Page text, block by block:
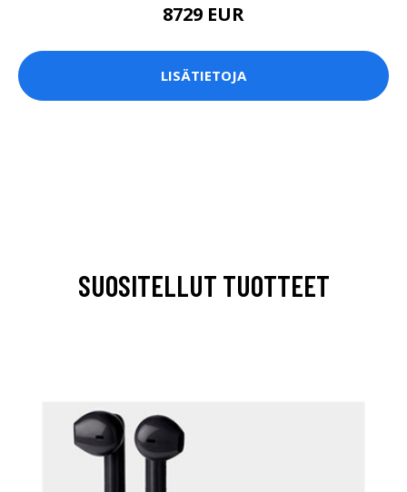
8729 EUR
LISÄTIETOJA
SUOSITELLUT TUOTTEET